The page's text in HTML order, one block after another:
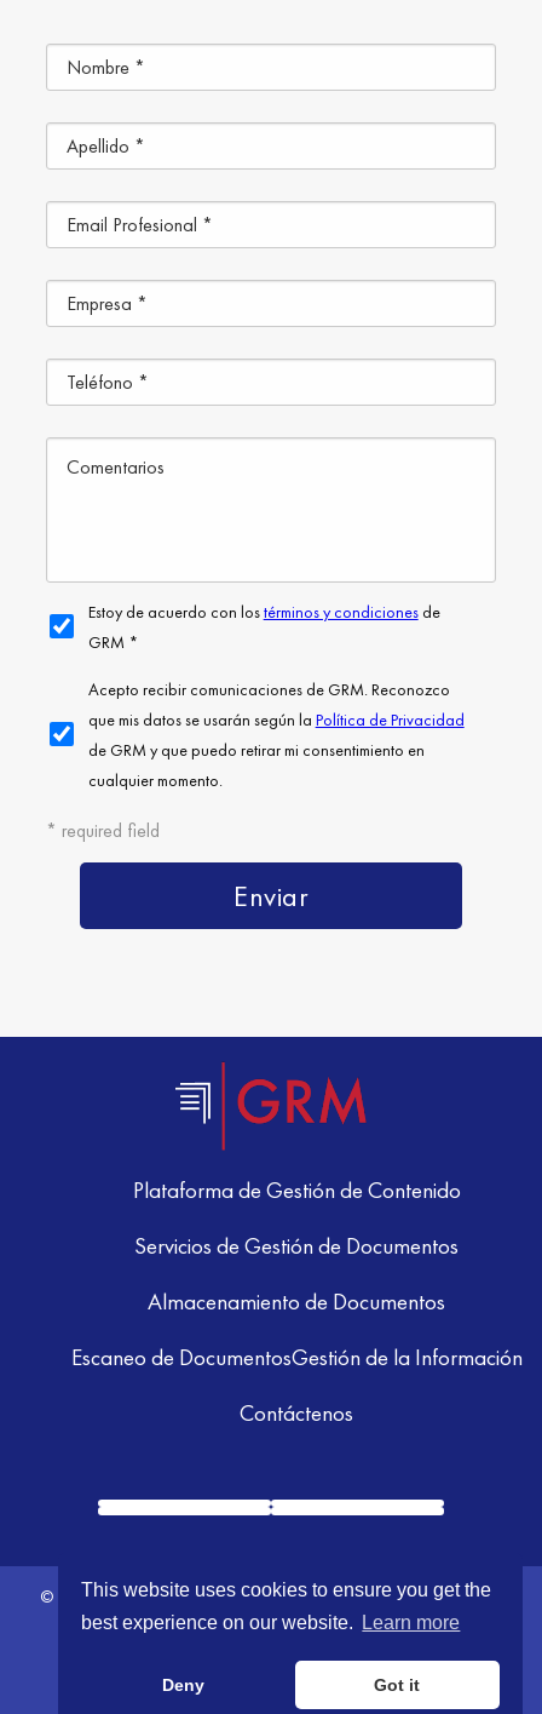
This website uses cookies to ensure you get the
best experience on our website.
Learn more
Deny Got it
Plataforma de Gestión de Contenido
Servicios de Gestión de Documentos
Almacenamiento de Documentos
Escaneo de DocumentosGestión de la Información
Contáctenos
© 2026 GRM Information Management. All Rights Reserved.Terms &
Conditions|Privacy Policy